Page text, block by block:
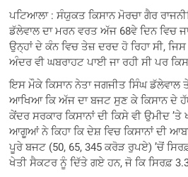
ਪਟਿਆਲਾ : ਸੰਯੁਕਤ ਕਿਸਾਨ ਮੋਰਚਾ ਗੈਰ
ਡੱਲੇਵਾਲ ਦਾ ਮਰਨ ਵਰਤ ਅੱਜ 68ਵੇ ਦਿਨ ਵਿਚ
ਉਨ੍ਹਾਂ ਦੇ ਕੰਨ ਵਿਚ ਤੇਜ਼ ਦਰਦ ਹੋ ਰਿਹਾ ਸੀ,
ਅੰਦਰ ਵੀ ਘਬਰਾਹਟ ਪਾਈ ਜਾ ਰਹੀ ਸੀ ਪਰ
ਇਸ ਮੌਕੇ ਕਿਸਾਨ ਨੇਤਾ ਜਗਜੀਤ ਸਿੰਘ ਡੱਲੇਵਾਲ
ਆਖਿਆ ਕਿ ਅੱਜ ਦਾ ਬਜਟ ਸੁਣ ਕੇ ਕਿਸਾਨ ਦੇ
ਕੇਂਦਰ ਸਰਕਾਰ ਕਿਸਾਨਾਂ ਦੀ ਕਿਸੇ ਵੀ ਉਮੀਦ
ਆਗੂਆਂ ਨੇ ਕਿਹਾ ਕਿ ਦੇਸ਼ ਵਿਚ ਕਿਸਾਨਾਂ ਦੀ
ਪੂਰੇ ਬਜਟ (50, 65, 345 ਕਰੋੜ ਰੁਪਏ) ’ਚੋਂ
ਖੇਤੀ ਸੈਕਟਰ ਨੂੰ ਦਿੱਤੇ ਗਏ ਹਨ, ਜੋ ਕਿ ਸਿਰਫ਼